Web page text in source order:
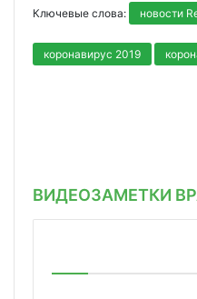
Ключевые слова: новости
коронавирус 2019
ВИДЕОЗАМЕТКИ